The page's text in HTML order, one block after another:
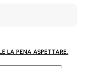
LA PENA ASPETTARE.